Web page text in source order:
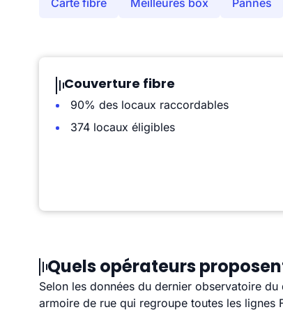
Carte fibre Meilleures box Pannes
Couverture fibre
90% des locaux raccordables
374 locaux éligibles
Quels opérateurs
Selon les données du dernier observatoire du
armoire de rue qui regroupe toutes les lignes